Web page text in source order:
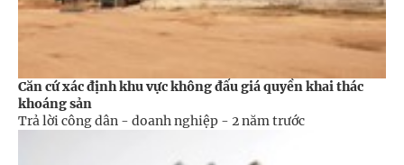
Căn cứ xác định khu vực không đấu giá quyền khai thác
khoáng sản
Trả lời công dân - doanh nghiệp - 2 năm trước